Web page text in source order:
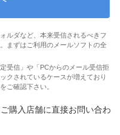
ルダなど、本来受信されるべきフ
まずはご利用のメールソフトの全
受信」や「PCからのメール受信拒
クされているケースが増えており
ご確認下さい。
購入店舗に直接お問い合わ